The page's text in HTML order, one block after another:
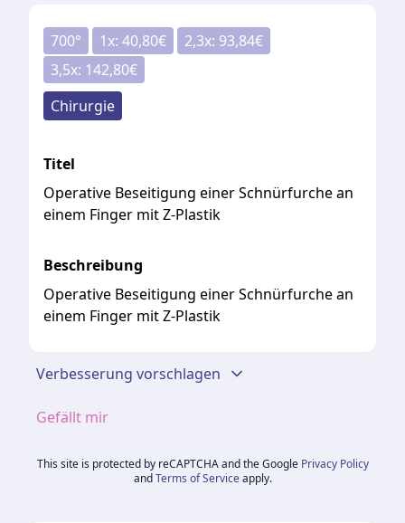
700° 1x: 40,80€ 2,3x: 93,84€
3,5x: 142,80€
Chirurgie
Titel
Operative Beseitigung einer Schnürfurche an
einem Finger mit Z-Plastik
Beschreibung
Operative Beseitigung einer Schnürfurche an
einem Finger mit Z-Plastik
Verbesserung vorschlagen
Gefällt mir
This site is protected by reCAPTCHA and the Google Privacy Policy
and Terms of Service apply.